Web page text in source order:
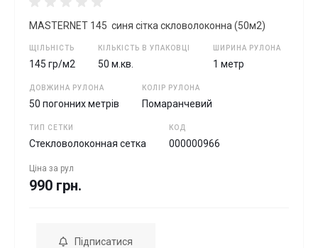
MASTERNET 145 синя cітка скловолоконна (50м2)
ЩІЛЬНІСТЬ
145 гр/м2
КІЛЬКІСТЬ В УПАКОВЦІ
50 м.кв.
ШИРИНА РУЛОНА
1 метр
ДОВЖИНА РУЛОНА
50 погонних метрів
КОЛІР РУЛОНА
Помаранчевий
ТИП СЕТКИ
Стекловолоконная сетка
КОД
000000966
Ціна за рул
990 грн.
Підписатися